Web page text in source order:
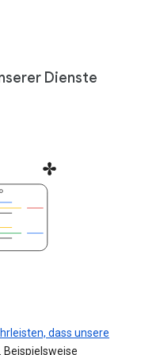
Dienste
dass unsere
. Beispielsweise